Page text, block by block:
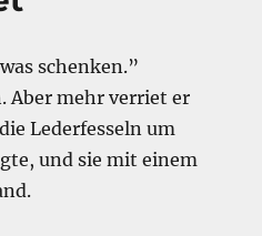
schenken.”
Aber mehr verriet er
Lederfesseln um
und sie mit einem